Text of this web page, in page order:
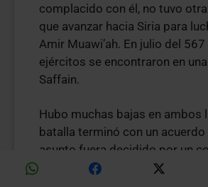
complacido con él, no tuvo
que avanzar hacia Siria para
Amir Muawi’ah. En julio del
ejércitos se encontraron en
Saffain.
Hubo muchas bajas en ambos
batalla terminó con un acuerdo
asunto fuera decidido por un
conciliación. Este consistía en